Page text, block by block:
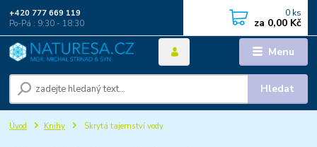
Menu
Hledat
+420 777 669 119
Po-Pá : 9:30 - 18:30
0 ks
za 0,00 Kč
Úvod Knihy Skrytá tajemství vody